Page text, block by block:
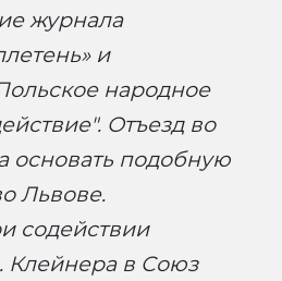
журнала
и
народное
Отъезд во
основать подобную
Львове.
содействии
в Союз